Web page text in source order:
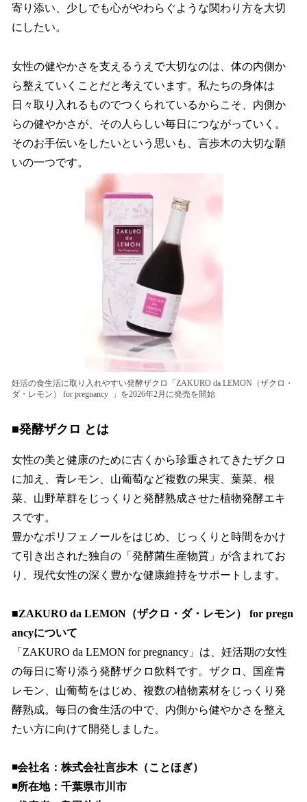
寄り添い、少しでも心がやわらぐような関わり方を大切
にしたい。
女性の健やかさを支えるうえで大切なのは、体の内側か
ら整えていくことだと考えています。私たちの身体は
日々取り入れるものでつくられているからこそ、内側か
らの健やかさが、その人らしい毎日につながっていく。
そのお手伝いをしたいという思いも、言歩木の大切な願
いの一つです。
妊活の食生活に取り入れやすい発酵ザクロ「ZAKURO da LEMON（ザクロ・
ダ・レモン） for pregnancy 」を2026年2月に発売を開始
■発酵ザクロ とは
女性の美と健康のために古くから珍重されてきたザクロ
に加え、青レモン、山葡萄など複数の果実、葉菜、根
菜、山野草群をじっくりと発酵熟成させた植物発酵エキ
スです。
豊かなポリフェノールをはじめ、じっくりと時間をかけ
て引き出された独自の「発酵菌生産物質」が含まれてお
り、現代女性の深く豊かな健康維持をサポートします。
■ZAKURO da LEMON（ザクロ・ダ・レモン） for pregn
ancyについて
「ZAKURO da LEMON for pregnancy」は、妊活期の女性
の毎日に寄り添う発酵ザクロ飲料です。ザクロ、国産青
レモン、山葡萄をはじめ、複数の植物素材をじっくり発
酵熟成。毎日の食生活の中で、内側から健やかさを整え
たい方に向けて開発しました。
◾️会社名：株式会社言歩木（ことほぎ）
◾️所在地：千葉県市川市